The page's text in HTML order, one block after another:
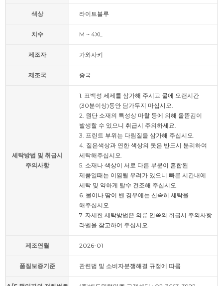
색상 라이트블루
치수 M ~ 4XL
제조자 가와사키
제조국 중국
세탁방법 및 취급시
주의사항
1. 표백성 세제를 삼가해 주시고 물에 오랜시간
(30분이상)동안 담가두지 마십시오.
2. 원단 소재의 특성상 마찰 등에 의해 올뜯김이
발생할 수 있으니 취급시 주의하세요.
3. 프린트 부위는 다림질을 삼가해 주십시오.
4. 짙은색상과 연한 색상의 옷은 반드시 분리하여
세탁해주십시오.
5. 소재나 색상이 서로 다른 부분이 혼합된
제품일때는 이염될 우려가 있으니 빠른 시간내에
세탁 및 약하게 탈수 건조해 주십시오.
6. 물이나 땀이 밴 경우에는 신속히 세탁을
해주십시오.
7. 자세한 세탁방법은 의류 안쪽의 취급시 주의사항
라벨을 참고하여 주십시오.
제조연월 2026-01
품질보증기준 관련법 및 소비자분쟁해결 규정에 따름